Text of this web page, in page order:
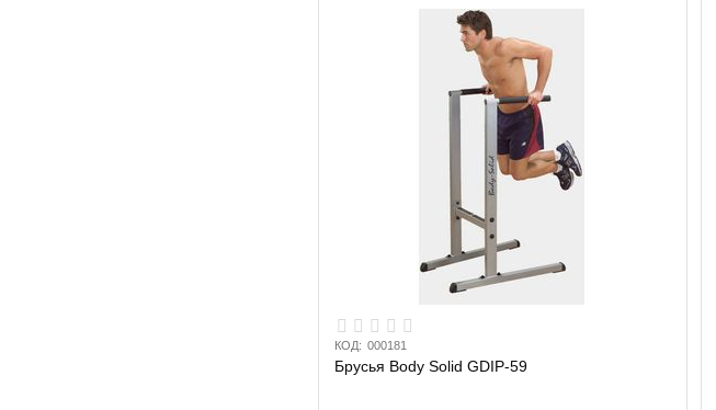
КОД: 000181
Брусья Body Solid GDIP-59